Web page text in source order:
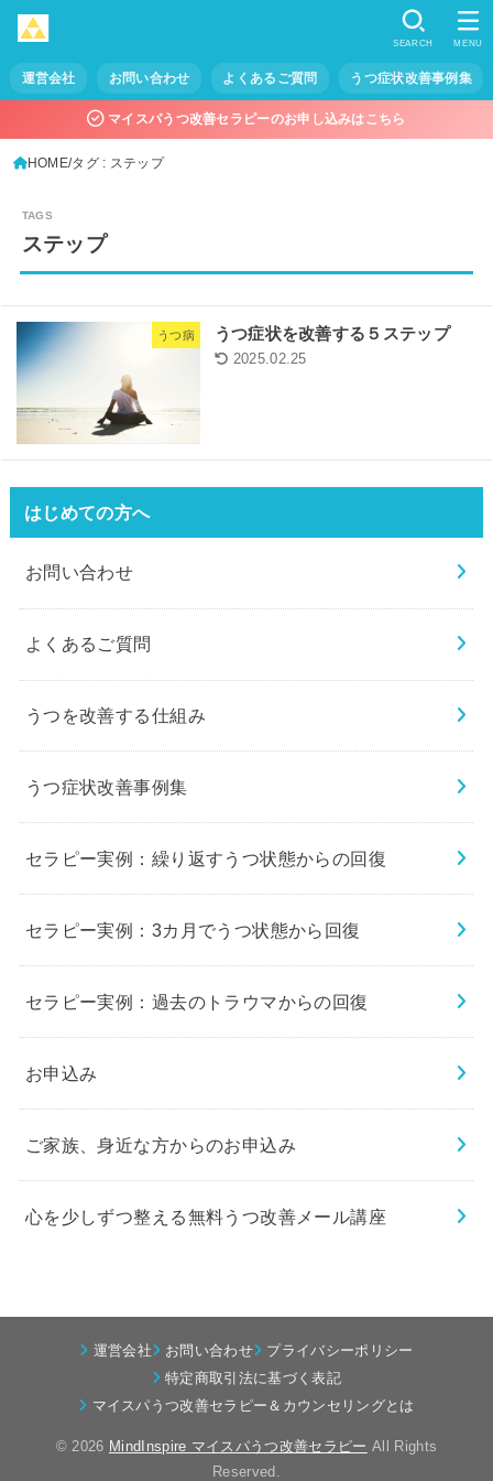
運営会社 お問い合わせ よくあるご質問 うつ症状改善事例集
SEARCH MENU
マイスパうつ改善セラピーのお申し込みはこちら
HOME タグ : ステップ
ステップ
うつ病 うつ症状を改善する５ステップ
2025.02.25
はじめての方へ
お問い合わせ
よくあるご質問
うつを改善する仕組み
うつ症状改善事例集
セラピー実例：繰り返すうつ状態からの回復
セラピー実例：3カ月でうつ状態から回復
セラピー実例：過去のトラウマからの回復
お申込み
ご家族、身近な方からのお申込み
心を少しずつ整える無料うつ改善メール講座
運営会社 お問い合わせ
プライバシーポリシー
特定商取引法に基づく表記
マイスパうつ改善セラピー＆カウンセリングとは
© 2026 MindInspire マイスパうつ改善セラピー All Rights
Reserved.